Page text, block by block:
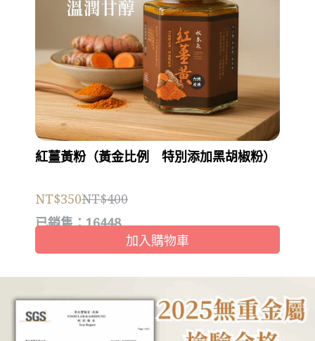
紅薑黃粉（黃金比例 特別添加黑胡椒粉）
NT$350NT$400
已銷售：16448
加入購物車